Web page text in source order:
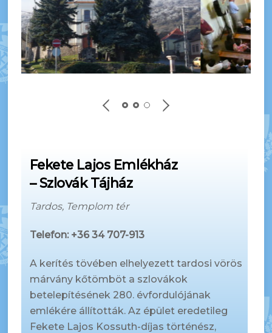
Fekete Lajos Emlékház
– Szlovák Tájház
Tardos, Templom tér
Telefon: +36 34 707-913
A kerítés tövében elhelyezett tardosi vörös
márvány kőtömböt a szlovákok
betelepítésének 280. évfordulójának
emlékére állították. Az épület eredetileg
Fekete Lajos Kossuth-díjas történész,